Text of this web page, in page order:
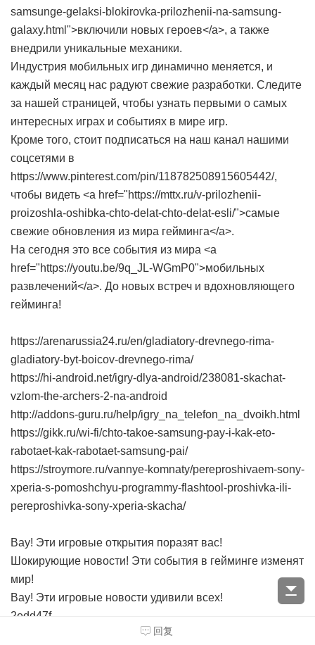
samsunge-gelaksi-blokirovka-prilozhenii-na-samsung-
galaxy.html">включили новых героев</a>, а также
внедрили уникальные механики.
Индустрия мобильных игр динамично меняется, и
каждый месяц нас радуют свежие разработки. Следите
за нашей страницей, чтобы узнать первыми о самых
интересных играх и событиях в мире игр.
Кроме того, стоит подписаться на наш канал нашими
соцсетями в
https://www.pinterest.com/pin/118782508915605442/,
чтобы видеть <a href="https://mttx.ru/v-prilozhenii-
proizoshla-oshibka-chto-delat-chto-delat-esli/">самые
свежие обновления из мира гейминга</a>.
На сегодня это все события из мира <a
href="https://youtu.be/9q_JL-WGmP0">мобильных
развлечений</a>. До новых встреч и вдохновляющего
гейминга!
https://arenarussia24.ru/en/gladiatory-drevnego-rima-
gladiatory-byt-boicov-drevnego-rima/
https://hi-android.net/igry-dlya-android/238081-skachat-
vzlom-the-archers-2-na-android
http://addons-guru.ru/help/igry_na_telefon_na_dvoikh.html
https://gikk.ru/wi-fi/chto-takoe-samsung-pay-i-kak-eto-
rabotaet-kak-rabotaet-samsung-pai/
https://stroymore.ru/vannye-komnaty/pereproshivaem-sony-
xperia-s-pomoshchyu-programmy-flashtool-proshivka-ili-
pereproshivka-sony-xperia-skacha/
Вау! Эти игровые открытия поразят вас!
Шокирующие новости! Эти события в гейминге изменят
мир!
Вау! Эти игровые новости удивили всех!
2edd47f
回复